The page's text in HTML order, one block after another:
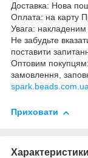
Доставка: Нова
Оплата: на карту
Увага:
Не забудьте
поставити
Оптовим
замовлення,
Приховати
Характеристики